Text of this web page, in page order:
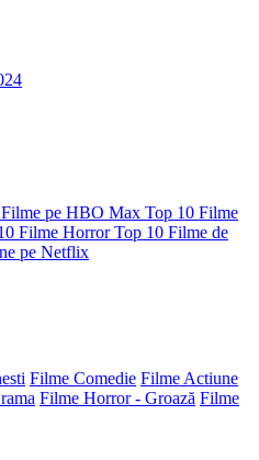
pe HBO Max Top 10 Filme
Filme Horror Top 10 Filme de
pe Netflix
Filme Comedie Filme Actiune
Filme Horror - Groază Filme